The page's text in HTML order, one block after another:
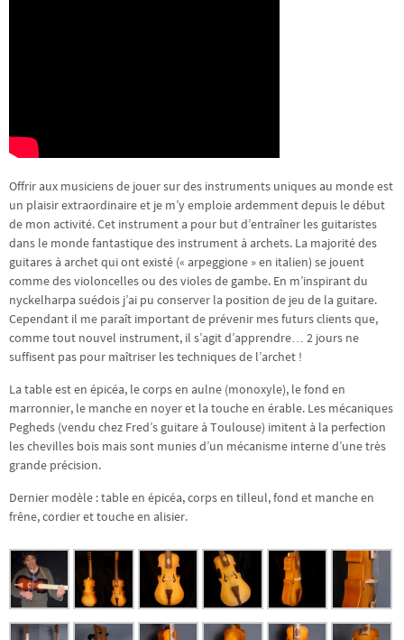
Offrir aux musiciens de jouer sur des instruments uniques au monde est
un plaisir extraordinaire et je m’y emploie ardemment depuis le début
de mon activité. Cet instrument a pour but d’entraîner les guitaristes
dans le monde fantastique des instrument à archets. La majorité des
guitares à archet qui ont existé (« arpeggione » en italien) se jouent
comme des violoncelles ou des violes de gambe. En m’inspirant du
nyckelharpa suédois j’ai pu conserver la position de jeu de la guitare.
Cependant il me paraît important de prévenir mes futurs clients que,
comme tout nouvel instrument, il s’agit d’apprendre… 2 jours ne
suffisent pas pour maîtriser les techniques de l’archet !
La table est en épicéa, le corps en aulne (monoxyle), le fond en
marronnier, le manche en noyer et la touche en érable. Les mécaniques
Pegheds (vendu chez Fred’s guitare à Toulouse) imitent à la perfection
les chevilles bois mais sont munies d’un mécanisme interne d’une très
grande précision.
Dernier modèle : table en épicéa, corps en tilleul, fond et manche en
frêne, cordier et touche en alisier.